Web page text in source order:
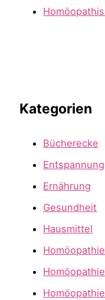
Kategorien
Bücherecke
Entspannung
Ernährung
Gesundheit
Hausmittel
Homöopathie